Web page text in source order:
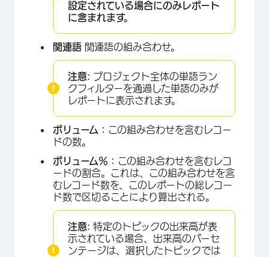
設定されている場合にのみレポート
に含まれます。
関連語 関連語の組み合わせ。
注意: プロジェクト全体の単語ラン
クフィルターを通過した単語のみが
レポートに表示されます。
ボリューム： この組み合わせを含むレコー
ドの数。
ボリューム％： この組み合わせを含むレコ
ードの割合。これは、この組み合わせを含
むレコード数を、このレポートの総レコー
ド数で区切ることにより算出される。
注意: 特定のトピックの出来高が表
示されている場合、出来高のパーセ
ンテージは、選択したトピックでは